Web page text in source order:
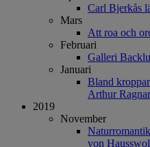
Carl Bjerkås
Mars
Att roa och
Februari
Galleri
Januari
Bland
Arthur
2019
November
von